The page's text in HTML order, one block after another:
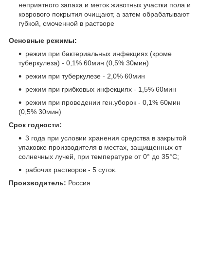
неприятного запаха и меток животных участки пола и
коврового покрытия очищают, а затем обрабатывают
губкой, смоченной в растворе
Основные режимы:
режим при бактериальных инфекциях (кроме
туберкулеза) - 0,1% 60мин (0,5% 30мин)
режим при туберкулезе - 2,0% 60мин
режим при грибковых инфекциях - 1,5% 60мин
режим при проведении ген.уборок - 0,1% 60мин
(0,5% 30мин)
Срок годности:
3 года при условии хранения средства в закрытой
упаковке производителя в местах, защищенных от
солнечных лучей, при температуре от 0° до 35°С;
рабочих растворов - 5 суток.
Производитель: Россия